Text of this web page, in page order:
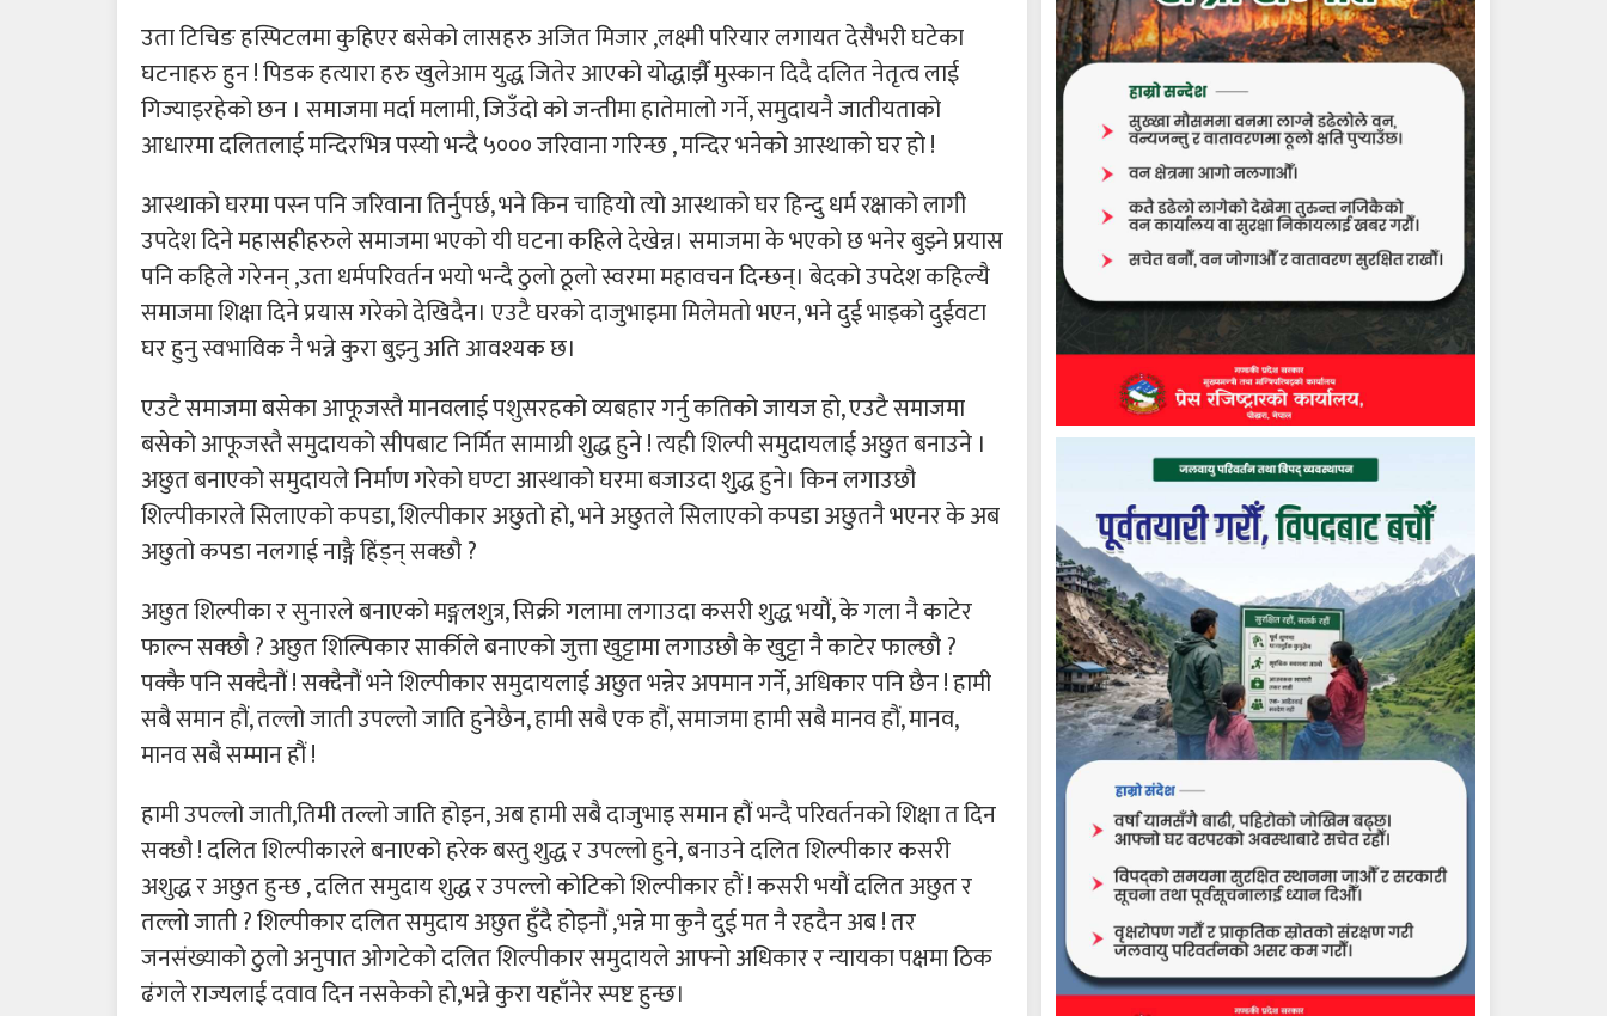
उता टिचिङ हस्पिटलमा कुहिएर बसेको लासहरु अजित मिजार ,लक्ष्मी परियार लगायत देसैभरी घटेका
घटनाहरु हुन ! पिडक हत्यारा हरु खुलेआम युद्ध जितेर आएको योद्धाझैँ मुस्कान दिदै दलित नेतृत्व लाई
गिज्याइरहेको छन । समाजमा मर्दा मलामी, जिउँदो को जन्तीमा हातेमालो गर्ने, समुदायनै जातीयताको
आधारमा दलितलाई मन्दिरभित्र पस्यो भन्दै ५००० जरिवाना गरिन्छ , मन्दिर भनेको आस्थाको घर हो !
आस्थाको घरमा पस्न पनि जरिवाना तिर्नुपर्छ, भने किन चाहियो त्यो आस्थाको घर हिन्दु धर्म रक्षाको लागी
उपदेश दिने महासहीहरुले समाजमा भएको यी घटना कहिले देखेन्न। समाजमा के भएको छ भनेर बुझ्ने प्रयास
पनि कहिले गरेनन् ,उता धर्मपरिवर्तन भयो भन्दै ठुलो ठूलो स्वरमा महावचन दिन्छन्। बेदको उपदेश कहिल्यै
समाजमा शिक्षा दिने प्रयास गरेको देखिदैन। एउटै घरको दाजुभाइमा मिलेमतो भएन, भने दुई भाइको दुईवटा
घर हुनु स्वभाविक नै भन्ने कुरा बुझ्नु अति आवश्यक छ।
एउटै समाजमा बसेका आफूजस्तै मानवलाई पशुसरहको व्यबहार गर्नु कतिको जायज हो, एउटै समाजमा
बसेको आफूजस्तै समुदायको सीपबाट निर्मित सामाग्री शुद्ध हुने ! त्यही शिल्पी समुदायलाई अछुत बनाउने ।
अछुत बनाएको समुदायले निर्माण गरेको घण्टा आस्थाको घरमा बजाउदा शुद्ध हुने। किन लगाउछौ
शिल्पीकारले सिलाएको कपडा, शिल्पीकार अछुतो हो, भने अछुतले सिलाएको कपडा अछुतनै भएनर के अब
अछुतो कपडा नलगाई नाङ्गै हिंड्न् सक्छौ ?
अछुत शिल्पीका र सुनारले बनाएको मङ्गलशुत्र, सिक्री गलामा लगाउदा कसरी शुद्ध भयौं, के गला नै काटेर
फाल्न सक्छौ ? अछुत शिल्पिकार सार्कीले बनाएको जुत्ता खुट्टामा लगाउछौ के खुट्टा नै काटेर फाल्छौ ?
पक्कै पनि सक्दैनौं ! सक्दैनौं भने शिल्पीकार समुदायलाई अछुत भन्नेर अपमान गर्ने, अधिकार पनि छैन ! हामी
सबै समान हौं, तल्लो जाती उपल्लो जाति हुनेछैन, हामी सबै एक हौं, समाजमा हामी सबै मानव हौं, मानव,
मानव सबै सम्मान हौं !
हामी उपल्लो जाती,तिमी तल्लो जाति होइन, अब हामी सबै दाजुभाइ समान हौं भन्दै परिवर्तनको शिक्षा त दिन
सक्छौ ! दलित शिल्पीकारले बनाएको हरेक बस्तु शुद्ध र उपल्लो हुने, बनाउने दलित शिल्पीकार कसरी
अशुद्ध र अछुत हुन्छ , दलित समुदाय शुद्ध र उपल्लो कोटिको शिल्पीकार हौं ! कसरी भयौं दलित अछुत र
तल्लो जाती ? शिल्पीकार दलित समुदाय अछुत हुँदै होइनौं ,भन्ने मा कुनै दुई मत नै रहदैन अब ! तर
जनसंख्याको ठुलो अनुपात ओगटेको दलित शिल्पीकार समुदायले आफ्नो अधिकार र न्यायका पक्षमा ठिक
ढंगले राज्यलाई दवाव दिन नसकेको हो,भन्ने कुरा यहाँनेर स्पष्ट हुन्छ।